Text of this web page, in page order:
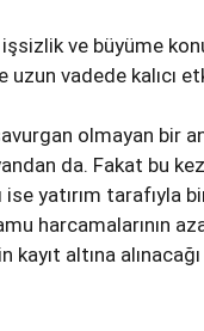
ve büyüme
uzun vadede kalıcı
olmayan bir
da. Fakat bu
ise yatırım tarafıyla
harcamalarının
kayıt altına